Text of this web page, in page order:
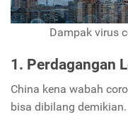
Dampak virus
1. Perdagangan
China kena wabah
bisa dibilang